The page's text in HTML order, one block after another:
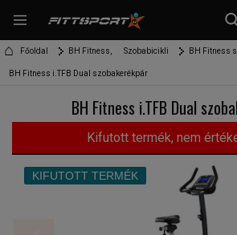
Főoldal BH Fitness, Szobabicikli BH Fitness
BH Fitness i.TFB Dual szobakerékpár
BH Fitness i.TFB Dual
Kifutott termék, nem
KIFUTOTT TERMÉK
kereső